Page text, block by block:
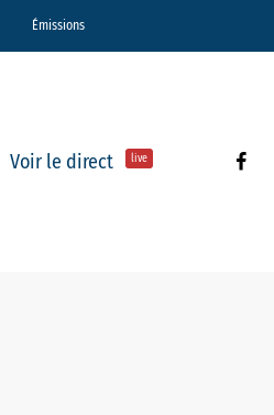
Émissions
Voir le direct live